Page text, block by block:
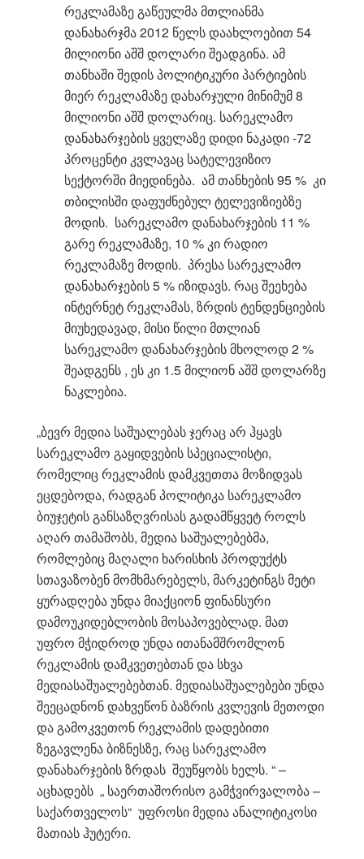
რეკლამაზე გაწეულმა მთლიანმა
დანახარჯმა 2012 წელს დაახლოებით 54
მილიონი აშშ დოლარი შეადგინა. ამ
თანხაში შედის პოლიტიკური პარტიების
მიერ რეკლამაზე დახარჯული მინიმუმ 8
მილიონი აშშ დოლარიც. სარეკლამო
დანახარჯების ყველაზე დიდი ნაკადი -72
პროცენტი კვლავაც სატელევიზიო
სექტორში მიედინება. ამ თანხების 95 % კი
თბილისში დაფუძნებულ ტელევიზიებზე
მოდის. სარეკლამო დანახარჯების 11 %
გარე რეკლამაზე, 10 % კი რადიო
რეკლამაზე მოდის. პრესა სარეკლამო
დანახარჯების 5 % იზიდავს. რაც შეეხება
ინტერნეტ რეკლამას, ზრდის ტენდენციების
მიუხედავად, მისი წილი მთლიან
სარეკლამო დანახარჯების მხოლოდ 2 %
შეადგენს , ეს კი 1.5 მილიონ აშშ დოლარზე
ნაკლებია.
„ბევრ მედია საშუალებას ჯერაც არ ჰყავს
სარეკლამო გაყიდვების სპეციალისტი,
რომელიც რეკლამის დამკვეთთა მოზიდვას
ეცდებოდა, რადგან პოლიტიკა სარეკლამო
ბიუჯეტის განსაზღვრისას გადამწყვეტ როლს
აღარ თამაშობს, მედია საშუალებებმა,
რომლებიც მაღალი ხარისხის პროდუქტს
სთავაზობენ მომხმარებელს, მარკეტინგს მეტი
ყურადღება უნდა მიაქციონ ფინანსური
დამოუკიდებლობის მოსაპოვებლად. მათ
უფრო მჭიდროდ უნდა ითანამშრომლონ
რეკლამის დამკვეთებთან და სხვა
მედიასაშუალებებთან. მედიასაშუალებები უნდა
შეეცადნონ დახვეწონ ბაზრის კვლევის მეთოდი
და გამოკვეთონ რეკლამის დადებითი
ზეგავლენა ბიზნესზე, რაც სარეკლამო
დანახარჯების ზრდას შეუწყობს ხელს. “ –
აცხადებს „ საერთაშორისო გამჭვირვალობა –
საქართველოს“ უფროსი მედია ანალიტიკოსი
მათიას ჰუტერი.